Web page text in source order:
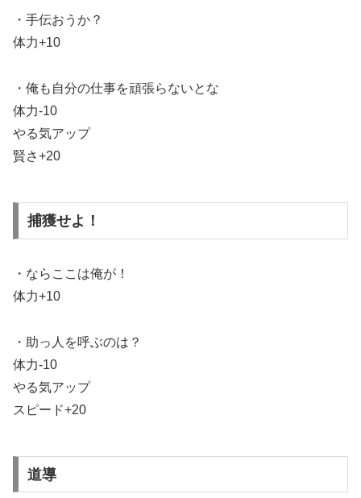
・手伝おうか？
体力+10
・俺も自分の仕事を頑張らないとな
体力-10
やる気アップ
賢さ+20
捕獲せよ！
・ならここは俺が！
体力+10
・助っ人を呼ぶのは？
体力-10
やる気アップ
スピード+20
道導